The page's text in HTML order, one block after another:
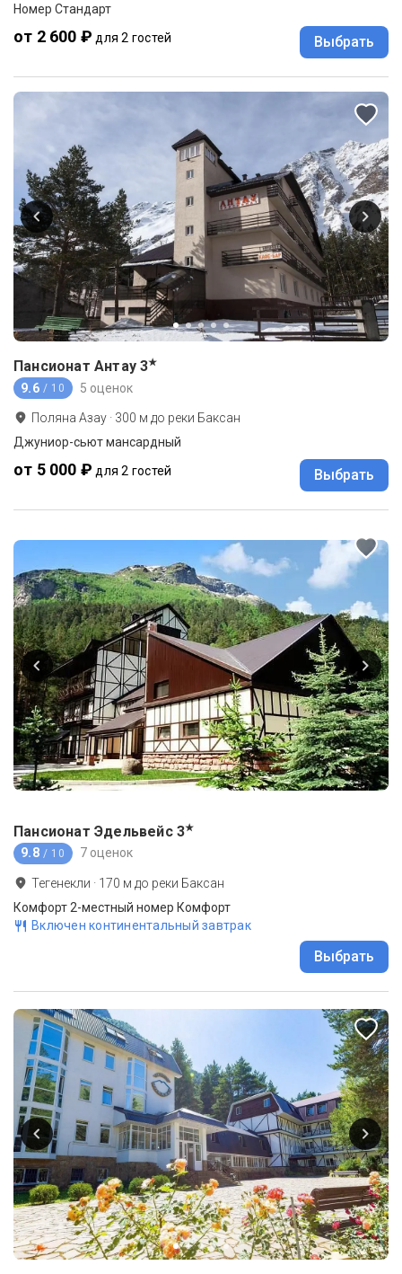
Номер Стандарт
от 2 600 ₽ для 2 гостей Выбрать
Пансионат Антау 3★
9.6 / 10 5 оценок
Поляна Азау · 300 м до реки Баксан
Джуниор-сьют мансардный
от 5 000 ₽ для 2 гостей Выбрать
Пансионат Эдельвейс 3★
9.8 / 10 7 оценок
Тегенекли · 170 м до реки Баксан
Комфорт 2-местный номер Комфорт
Включен континентальный завтрак
Выбрать